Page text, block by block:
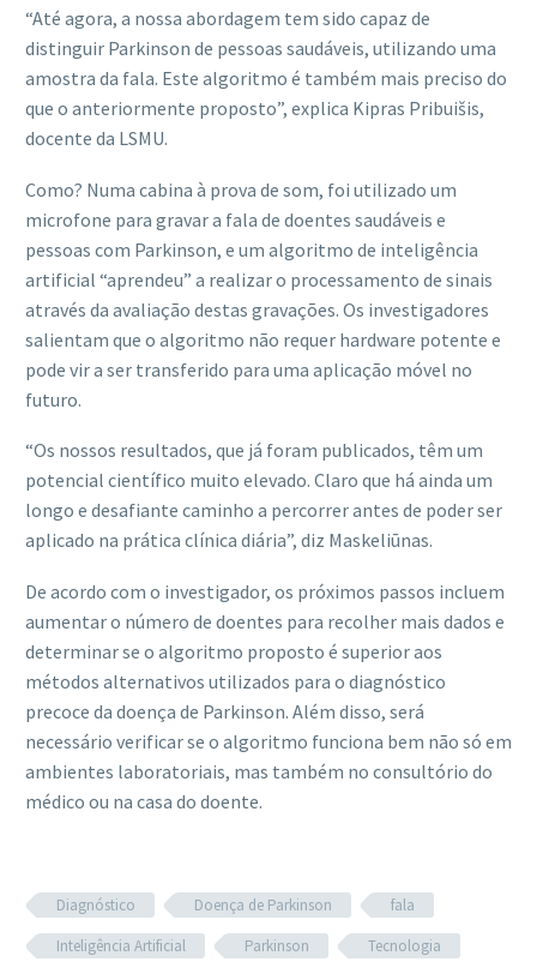
“Até agora, a nossa abordagem tem sido capaz de
distinguir Parkinson de pessoas saudáveis, utilizando uma
amostra da fala. Este algoritmo é também mais preciso do
que o anteriormente proposto”, explica Kipras Pribuišis,
docente da LSMU.
Como? Numa cabina à prova de som, foi utilizado um
microfone para gravar a fala de doentes saudáveis e
pessoas com Parkinson, e um algoritmo de inteligência
artificial “aprendeu” a realizar o processamento de sinais
através da avaliação destas gravações. Os investigadores
salientam que o algoritmo não requer hardware potente e
pode vir a ser transferido para uma aplicação móvel no
futuro.
“Os nossos resultados, que já foram publicados, têm um
potencial científico muito elevado. Claro que há ainda um
longo e desafiante caminho a percorrer antes de poder ser
aplicado na prática clínica diária”, diz Maskeliūnas.
De acordo com o investigador, os próximos passos incluem
aumentar o número de doentes para recolher mais dados e
determinar se o algoritmo proposto é superior aos
métodos alternativos utilizados para o diagnóstico
precoce da doença de Parkinson. Além disso, será
necessário verificar se o algoritmo funciona bem não só em
ambientes laboratoriais, mas também no consultório do
médico ou na casa do doente.
Diagnóstico Doença de Parkinson
fala
Inteligência Artificial
Parkinson Tecnologia